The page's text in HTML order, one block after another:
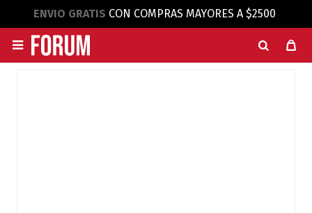
ENVIO GRATIS CON COMPRAS MAYORES A $2500
